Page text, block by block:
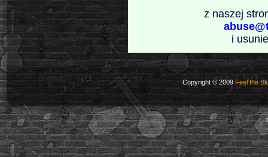
z naszej
i
Copyright © 2009 Feel the